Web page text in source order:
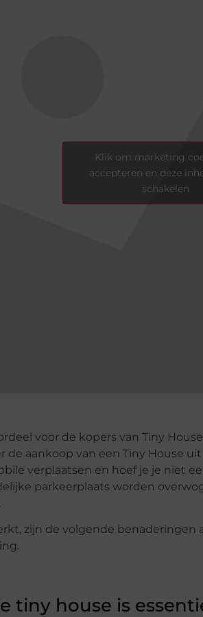
Klik om marketing
accepteren en deze
schakelen
voor de kopers van Tiny
de aankoop van een Tiny House
verplaatsen en hoef je je niet
parkeerplaats worden
zijn de volgende
tiny house is